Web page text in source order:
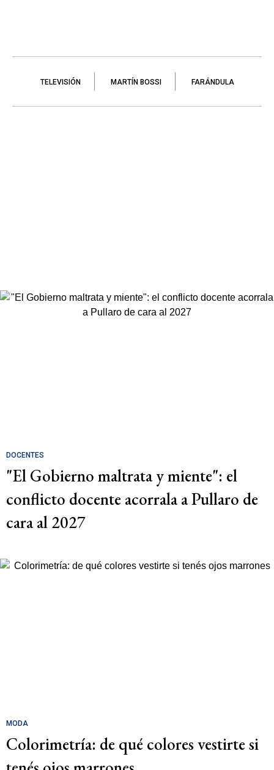
TELEVISIÓN MARTÍN BOSSI FARÁNDULA
DOCENTES
"El Gobierno maltrata y miente": el
conflicto docente acorrala a Pullaro de
cara al 2027
MODA
Colorimetría: de qué colores vestirte si